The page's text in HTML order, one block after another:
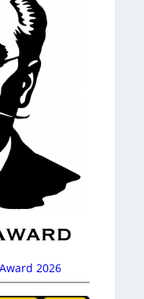
2026